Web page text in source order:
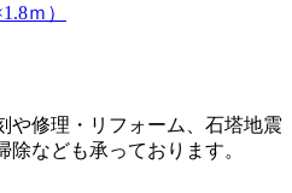
や修理・リフォーム、石塔地震
なども承っております。